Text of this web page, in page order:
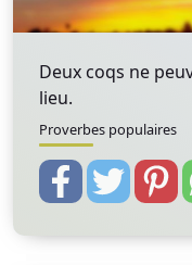
Deux coqs ne
lieu.
Proverbes populaires